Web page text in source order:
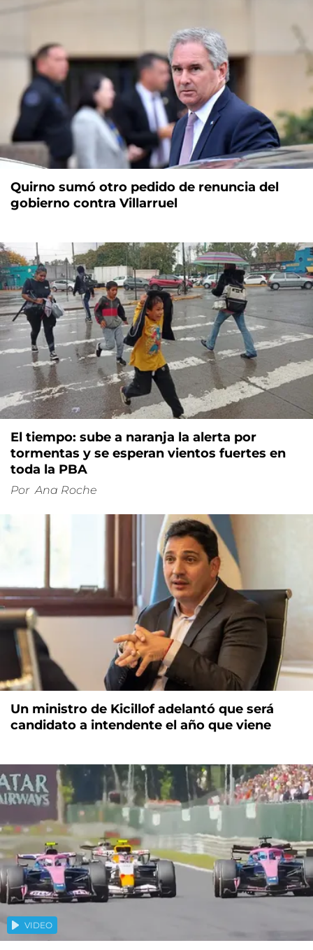
Quirno sumó otro pedido de renuncia del
gobierno contra Villarruel
El tiempo: sube a naranja la alerta por
tormentas y se esperan vientos fuertes en
toda la PBA
Por Ana Roche
Un ministro de Kicillof adelantó que será
candidato a intendente el año que viene
VIDEO